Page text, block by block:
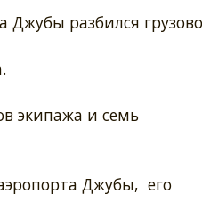
Джубы разбился
экипажа и семь
Джубы, его